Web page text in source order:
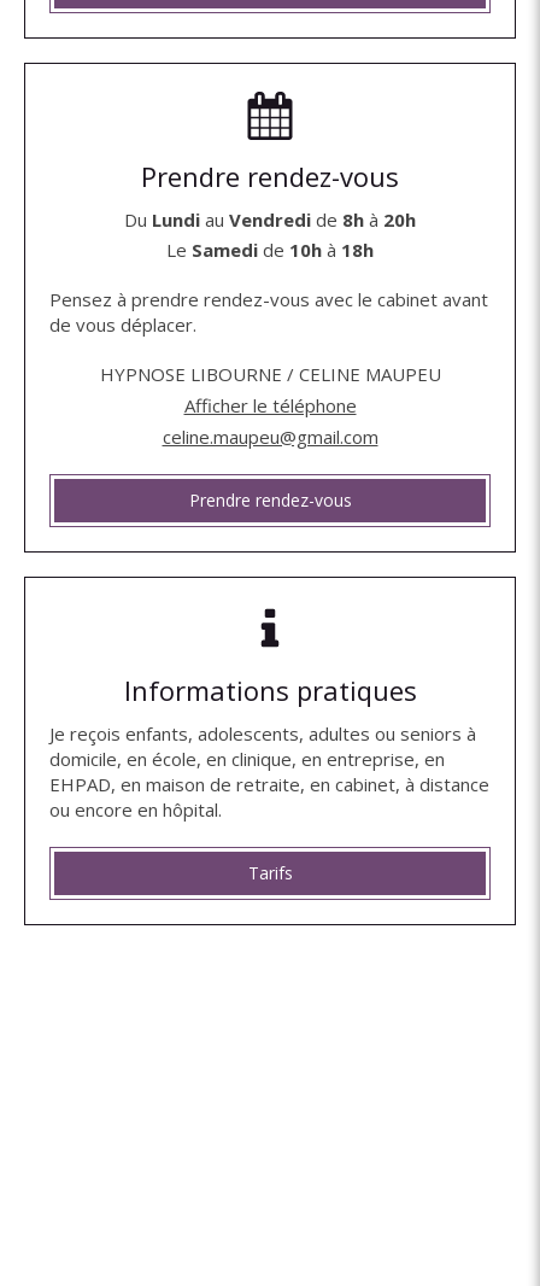
Prendre rendez-vous
Du Lundi au Vendredi de 8h à 20h
Le Samedi de 10h à 18h
Pensez à prendre rendez-vous avec le cabinet avant
de vous déplacer.
HYPNOSE LIBOURNE / CELINE MAUPEU
Afficher le téléphone
celine.maupeu@gmail.com
Prendre rendez-vous
Informations pratiques
Je reçois enfants, adolescents, adultes ou seniors à
domicile, en école, en clinique, en entreprise, en
EHPAD, en maison de retraite, en cabinet, à distance
ou encore en hôpital.
Tarifs